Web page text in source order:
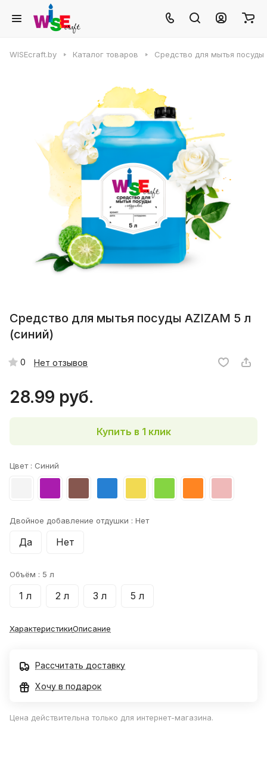
WISEcraft.by Каталог товаров Средство для мытья посуды
Средство для мытья посуды AZIZAM 5 л
(синий)
0 Нет отзывов
28.99 руб.
Купить в 1 клик
Цвет : Синий
Двойное добавление отдушки : Нет
Да Нет
Объём : 5 л
1 л 2 л 3 л 5 л
ХарактеристикиОписание
Рассчитать доставку
Хочу в подарок
Цена действительна только для интернет-магазина.